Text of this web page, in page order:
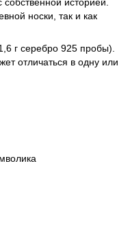
носки, так и как
г серебро 925 пробы).
отличаться в одну или